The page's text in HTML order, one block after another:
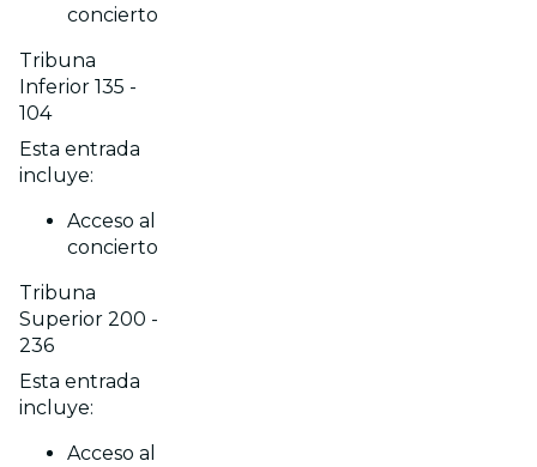
concierto
Tribuna
Inferior 135 -
104
Esta entrada
incluye:
Acceso al
concierto
Tribuna
Superior 200 -
236
Esta entrada
incluye:
Acceso al